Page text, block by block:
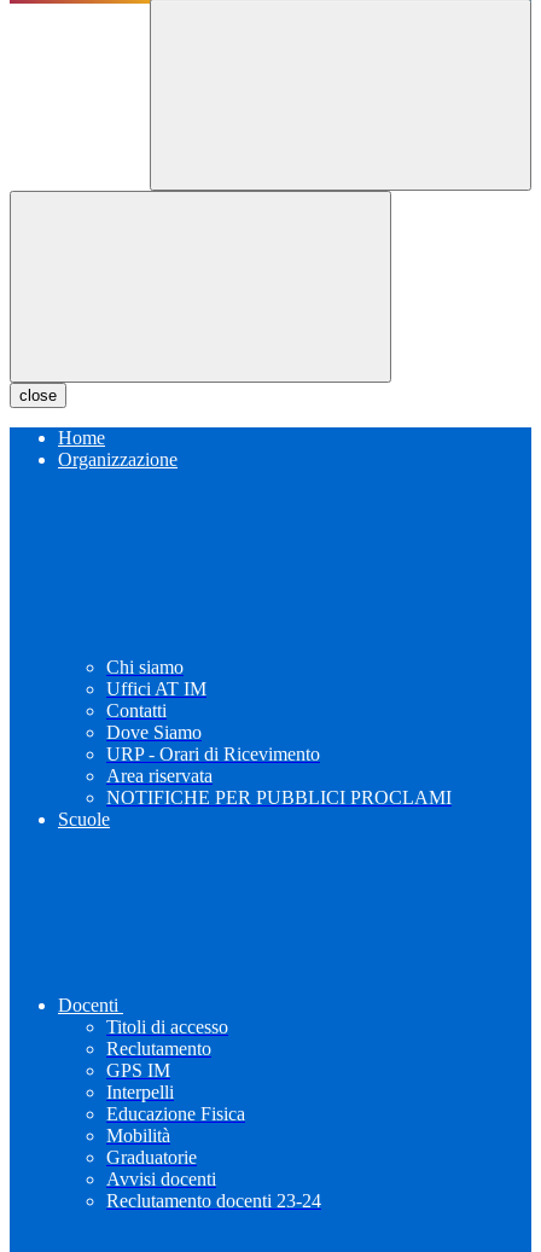
close
Home
Organizzazione
Chi siamo
Uffici AT IM
Contatti
Dove Siamo
URP - Orari di Ricevimento
Area riservata
NOTIFICHE PER PUBBLICI PROCLAMI
Scuole
Docenti
Titoli di accesso
Reclutamento
GPS IM
Interpelli
Educazione Fisica
Mobilità
Graduatorie
Avvisi docenti
Reclutamento docenti 23-24